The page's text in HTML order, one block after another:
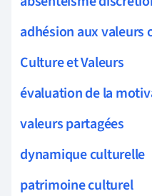
adhésion aux valeurs
Culture et Valeurs
évaluation de la
valeurs partagées
dynamique culturelle
patrimoine culturel